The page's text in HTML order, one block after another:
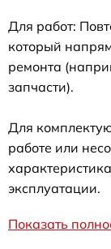
Для работ:
который
ремонта
запчасти).
Для
работе или
эксплуатации.
Показать